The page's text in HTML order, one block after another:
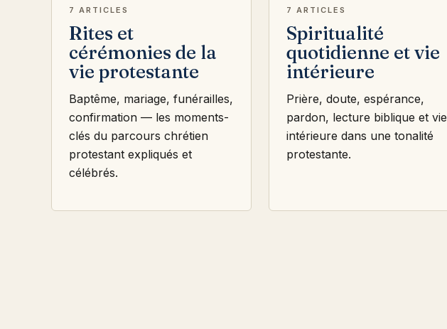
7 ARTICLES
Rites et
cérémonies de la
vie protestante
Baptême, mariage, funérailles,
confirmation — les moments-
clés du parcours chrétien
protestant expliqués et
célébrés.
7 ARTICLES
Spiritualité
quotidienne et vie
intérieure
Prière, doute, espérance,
pardon, lecture biblique et vie
intérieure dans une tonalité
protestante.